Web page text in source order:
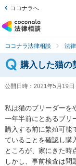
ココナラへ
ココナラ法律相談 法
購入した猫の
公開日時： 2021年5月19日
私は猫のブリーダーを
一年半前にとあるブリ
購入する前に繁殖可能
ていることを確認し購
ところが、家にきた時
しかし、事前検査は問